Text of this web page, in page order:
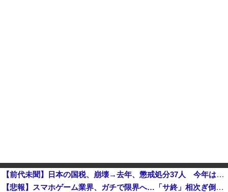
【前代未聞】日本の国税、崩壊→去年、懲戒処分37人 今年は3月時点で懲戒処分すでに20人以上 その後も不祥事が次々と発覚
【悲報】スマホゲーム業界、ガチで限界へ…「サ終」相次ぎ倒産が過去最多ペース “当たれば一攫千金”の時代が終わる